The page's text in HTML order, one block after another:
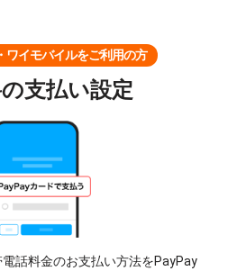
ワイモバイルをご利用の方
支払い設定
話料金のお支払い方法をPayPay